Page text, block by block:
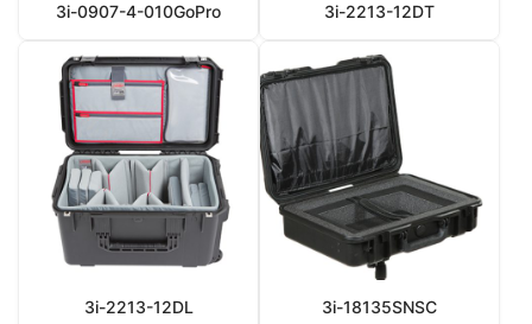
3i-0907-4-010GoPro 3i-2213-12DT
3i-2213-12DL 3i-18135SNSC